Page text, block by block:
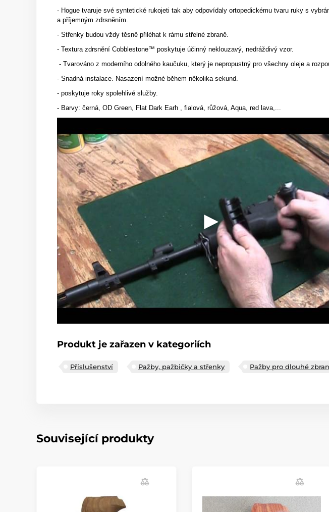
- Hogue tvaruje své syntetické rukojeti tak aby odpovídaly ortopedickému tvaru ruky s
a příjemným zdrsněním.
- Střenky budou vždy těsně přiléhat k rámu střelné zbraně.
- Textura zdrsnění Cobblestone™ poskytuje účinný neklouzavý, nedráždivý vzor.
- Tvarováno z moderního odolného kaučuku, který je nepropustný pro všechny oleje a
- Snadná instalace. Nasazení možné během několika sekund.
- poskytuje roky spolehlivé služby.
- Barvy: černá, OD Green, Flat Dark Earh , fialová, růžová, Aqua, red lava,...
Produkt je zařazen v kategoriích
Příslušenství Pažby, pažbičky a střenky Pažby pro dlouhé
Související produkty